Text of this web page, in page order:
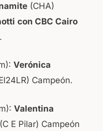
(CHA)
con CBC Cairo
Verónica
Campeón.
Valentina
(C E Pilar) Campeón